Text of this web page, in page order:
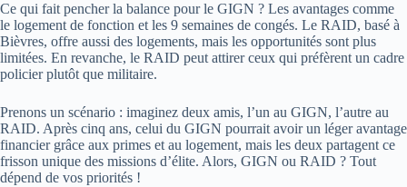
Ce qui fait pencher la balance pour le GIGN ? Les avantages comme
le logement de fonction et les 9 semaines de congés. Le RAID, basé à
Bièvres, offre aussi des logements, mais les opportunités sont plus
limitées. En revanche, le RAID peut attirer ceux qui préfèrent un cadre
policier plutôt que militaire.
Prenons un scénario : imaginez deux amis, l’un au GIGN, l’autre au
RAID. Après cinq ans, celui du GIGN pourrait avoir un léger avantage
financier grâce aux primes et au logement, mais les deux partagent ce
frisson unique des missions d’élite. Alors, GIGN ou RAID ? Tout
dépend de vos priorités !